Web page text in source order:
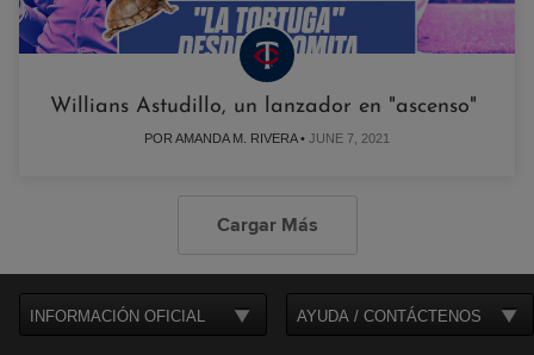
Willians Astudillo, un lanzador en "ascenso"
POR AMANDA M. RIVERA • JUNE 7, 2021
Cargar Más
INFORMACIÓN OFICIAL AYUDA / CONTÁCTENOS